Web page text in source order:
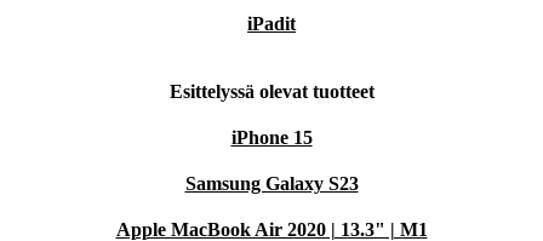
iPadit
Esittelyssä olevat tuotteet
iPhone 15
Samsung Galaxy S23
Apple MacBook Air 2020 | 13.3" | M1